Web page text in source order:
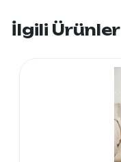
İlgili Ürünler